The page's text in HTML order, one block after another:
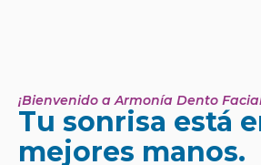
¡Bienvenido a Armonía Dento
Tu sonrisa está
mejores manos.